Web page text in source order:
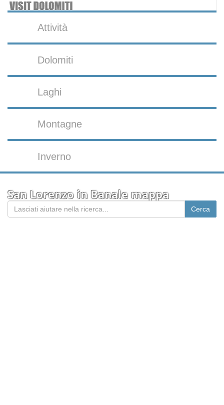
Attività
Dolomiti
Laghi
Montagne
Inverno
San Lorenzo in Banale mappa